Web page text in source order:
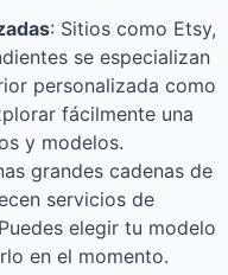
: Sitios como Etsy,
se especializan
personalizada como
fácilmente una
y modelos.
grandes cadenas de
servicios de
elegir tu modelo
en el momento.